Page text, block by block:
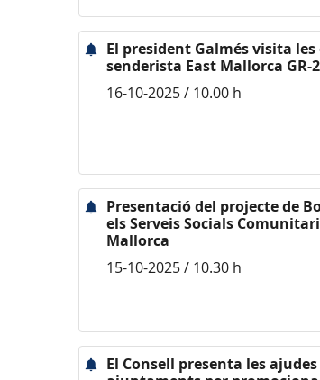
El president Galmés visita
senderista East Mallorca GR-
16-10-2025 / 10.00 h
Presentació del projecte de
els Serveis Socials
Mallorca
15-10-2025 / 10.30 h
El Consell presenta les